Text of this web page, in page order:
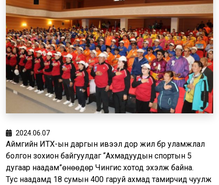
2024.06.07
Аймгийн ИТХ-ын даргын ивээл дор жил бүр уламжлал
болгон зохион байгуулдаг “Ахмадуудын спортын 5
дугаар наадам”өнөөдөр Чингис хотод эхэлж байна.
Тус наадамд 18 сумын 400 гаруй ахмад тамирчид чуулж